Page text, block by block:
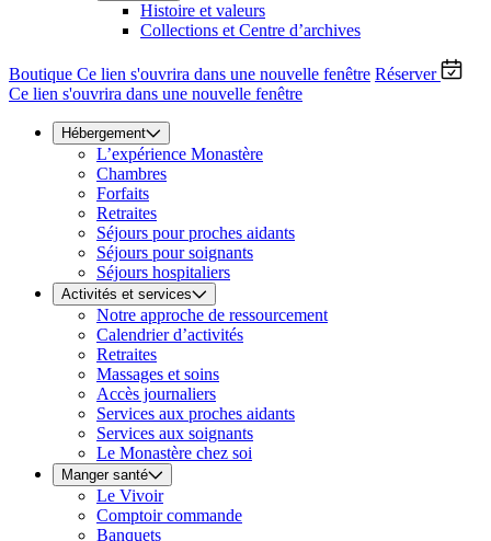
Histoire et valeurs
Collections et Centre d’archives
Boutique Ce lien s'ouvrira dans une nouvelle fenêtre Réserver
Ce lien s'ouvrira dans une nouvelle fenêtre
Hébergement
L’expérience Monastère
Chambres
Forfaits
Retraites
Séjours pour proches aidants
Séjours pour soignants
Séjours hospitaliers
Activités et services
Notre approche de ressourcement
Calendrier d’activités
Retraites
Massages et soins
Accès journaliers
Services aux proches aidants
Services aux soignants
Le Monastère chez soi
Manger santé
Le Vivoir
Comptoir commande
Banquets